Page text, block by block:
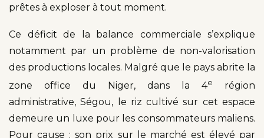
prêtes à exploser à tout moment.
Ce déficit de la balance commerciale s’explique
notamment par un problème de non-valorisation
des productions locales. Malgré que le pays abrite la
zone office du Niger, dans la 4e
région
administrative, Ségou, le riz cultivé sur cet espace
demeure un luxe pour les consommateurs maliens.
Pour cause : son prix sur le marché est élevé par